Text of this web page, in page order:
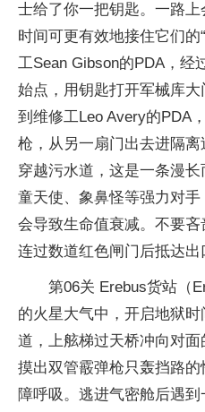
士给了你一把钥匙。一路
时间可更有效地接住它们的
工Sean Gibson的PDA，经
始点，用钥匙打开军械库
到维修工Leo Avery的PDA
枪，从另一扇门出去进隔
穿越污水道，这是一条漫
童天使、象鼻怪等强力对
会导致生命值衰减。不要
连过数道红色闸门后抵达出
第06关 Erebus货站（
的火星大气中，开启地狱
道，上舷梯过天桥冲向对面
摸出双管霰弹枪只轰挡路
障呼吸。逃进气密舱后遇